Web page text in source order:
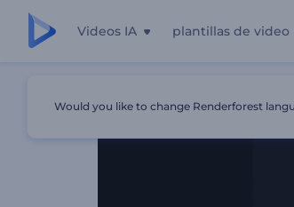
Videos IA plantillas de video
Would you like to change Renderforest